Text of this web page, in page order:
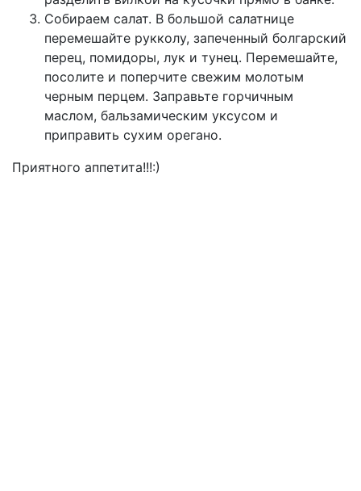
Собираем салат. В большой салатнице
перемешайте рукколу, запеченный болгарский
перец, помидоры, лук и тунец. Перемешайте,
посолите и поперчите свежим молотым
черным перцем. Заправьте горчичным
маслом, бальзамическим уксусом и
приправить сухим орегано.
Приятного аппетита!!!:)